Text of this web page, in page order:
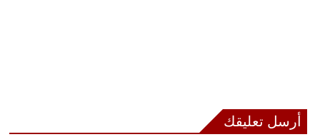
أرسل تعليقك